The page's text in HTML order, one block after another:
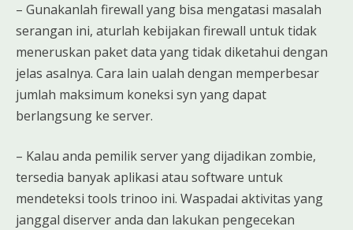
– Gunakanlah firewall yang bisa mengatasi masalah
serangan ini, aturlah kebijakan firewall untuk tidak
meneruskan paket data yang tidak diketahui dengan
jelas asalnya. Cara lain ualah dengan memperbesar
jumlah maksimum koneksi syn yang dapat
berlangsung ke server.
– Kalau anda pemilik server yang dijadikan zombie,
tersedia banyak aplikasi atau software untuk
mendeteksi tools trinoo ini. Waspadai aktivitas yang
janggal diserver anda dan lakukan pengecekan